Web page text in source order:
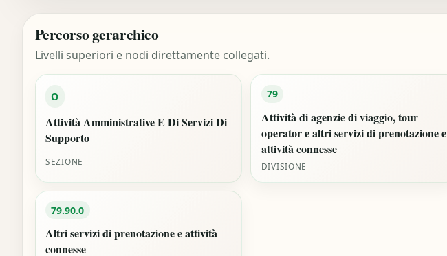
Percorso gerarchico
Livelli superiori e nodi direttamente collegati.
O
Attività Amministrative E Di Servizi Di
Supporto
SEZIONE
79
Attività di agenzie di viaggio, tour
operator e altri servizi di prenotazione e
attività connesse
DIVISIONE
79.90.0
Altri servizi di prenotazione e attività
connesse